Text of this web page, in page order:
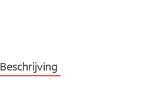
Beschrijving